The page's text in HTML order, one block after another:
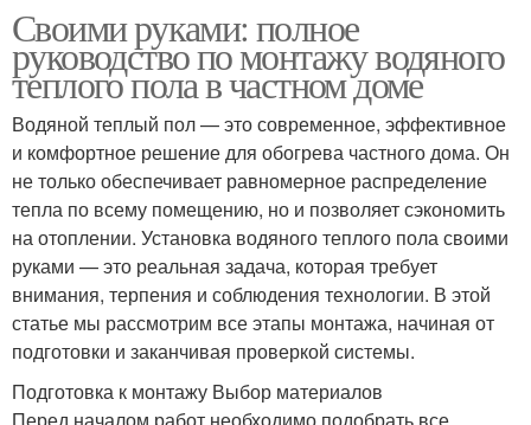
Своими руками: полное
руководство по монтажу водяного
теплого пола в частном доме
Водяной теплый пол — это современное, эффективное
и комфортное решение для обогрева частного дома. Он
не только обеспечивает равномерное распределение
тепла по всему помещению, но и позволяет сэкономить
на отоплении. Установка водяного теплого пола своими
руками — это реальная задача, которая требует
внимания, терпения и соблюдения технологии. В этой
статье мы рассмотрим все этапы монтажа, начиная от
подготовки и заканчивая проверкой системы.
Подготовка к монтажу Выбор материалов